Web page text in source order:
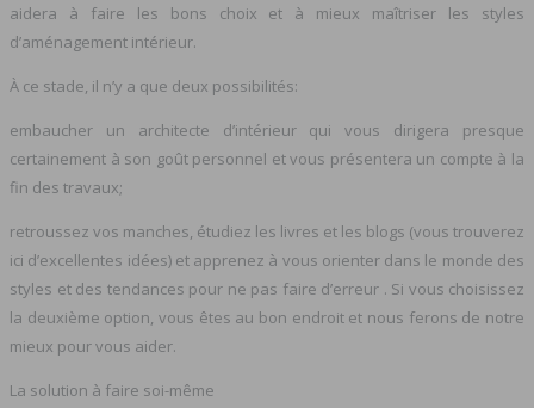
aidera à faire les bons choix et à mieux maîtriser les styles
d’aménagement intérieur.
À ce stade, il n’y a que deux possibilités:
embaucher un architecte d’intérieur qui vous dirigera presque
certainement à son goût personnel et vous présentera un compte à la
fin des travaux;
retroussez vos manches, étudiez les livres et les blogs (vous trouverez
ici d’excellentes idées) et apprenez à vous orienter dans le monde des
styles et des tendances pour ne pas faire d’erreur . Si vous choisissez
la deuxième option, vous êtes au bon endroit et nous ferons de notre
mieux pour vous aider.
La solution à faire soi-même